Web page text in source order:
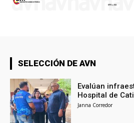
SELECCIÓN DE AVN
Evalúan
Hospital de
Janna Corredor